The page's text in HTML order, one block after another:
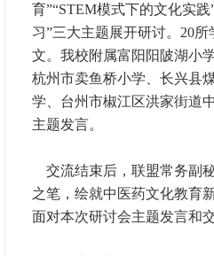
育”“STEM模式下的文化实
习”三大主题展开研讨。20
文。我校附属富阳阳陂湖小
杭州市卖鱼桥小学、长兴县
学、台州市椒江区洪家街道
主题发言。
交流结束后，联盟常务副
之笔，绘就中医药文化教育
面对本次研讨会主题发言和